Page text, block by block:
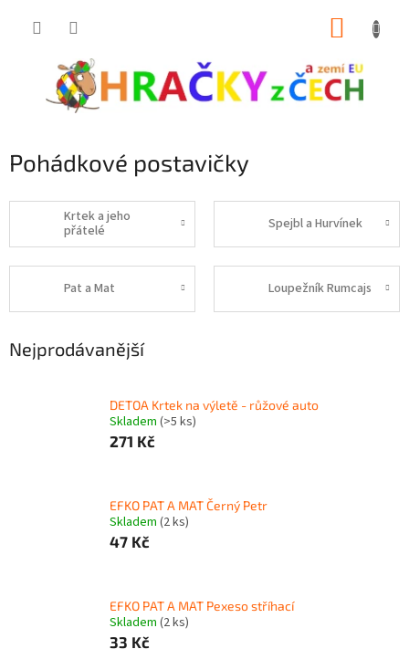
Pohádkové postavičky
Krtek a jeho
přátelé
Spejbl a Hurvínek
Pat a Mat Loupežník Rumcajs
Nejprodávanější
DETOA Krtek na výletě - růžové auto
Skladem (>5 ks)
271 Kč
EFKO PAT A MAT Černý Petr
Skladem (2 ks)
47 Kč
EFKO PAT A MAT Pexeso stříhací
Skladem (2 ks)
33 Kč